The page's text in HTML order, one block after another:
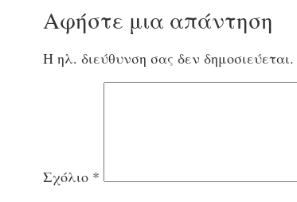
Αφήστε μια απάντηση
Η ηλ. διεύθυνση σας δεν δημοσιεύεται.
Σχόλιο *